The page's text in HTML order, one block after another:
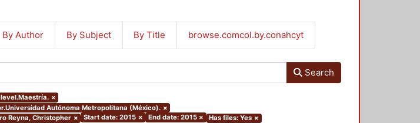
By Author By Subject By Title browse.comcol.by.conahcyt
Search
×
Autónoma Metropolitana (México). ×
Reyna, Christopher × Start date: 2015 × End date: 2015 × Has files: Yes ×